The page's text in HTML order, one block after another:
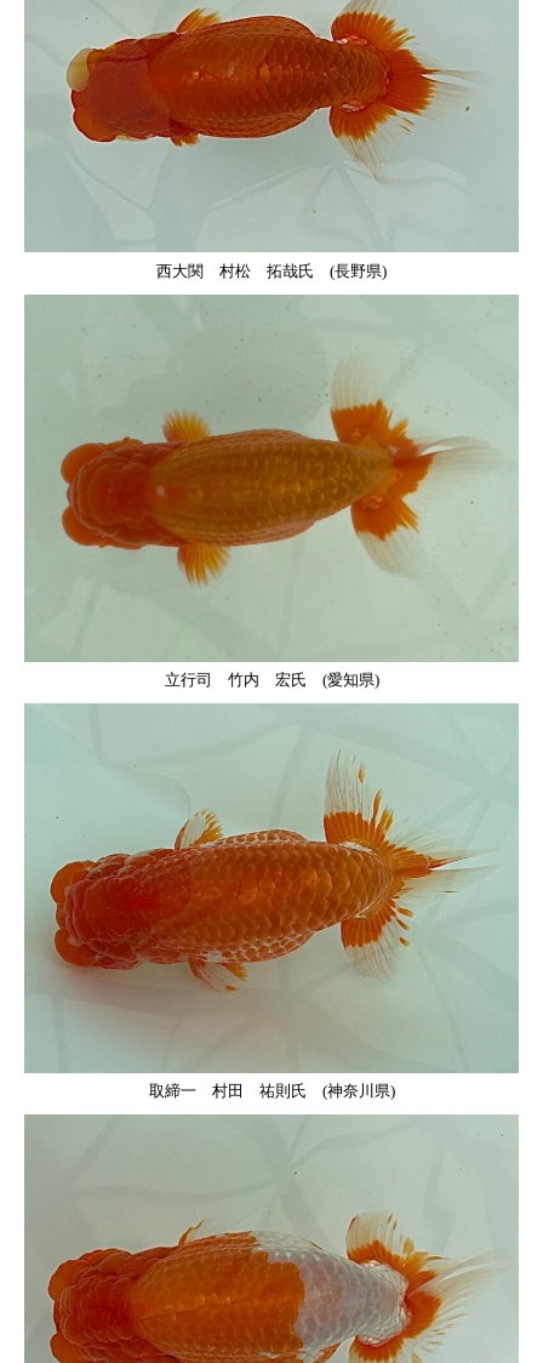
西大関 村松 拓哉氏 (長野県)
立行司 竹内 宏氏 (愛知県)
取締一 村田 祐則氏 (神奈川県)